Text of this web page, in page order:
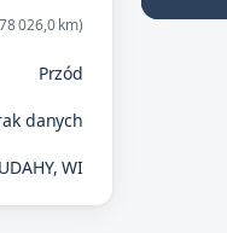
026,0 km)
Przód
danych
WI